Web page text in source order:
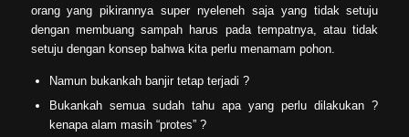
orang yang pikirannya super nyeleneh saja yang tidak setuju
dengan membuang sampah harus pada tempatnya, atau tidak
setuju dengan konsep bahwa kita perlu menamam pohon.
Namun bukankah banjir tetap terjadi ?
Bukankah semua sudah tahu apa yang perlu dilakukan ?
kenapa alam masih “protes” ?